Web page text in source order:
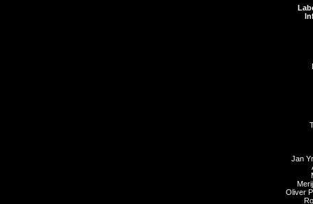
Jan
Oliver